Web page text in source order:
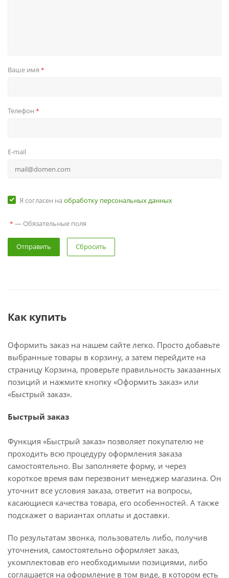
Ваше имя *
Телефон *
E-mail
Я согласен на обработку персональных данных
* — Обязательные поля
Сбросить
Как купить
Оформить заказ на нашем сайте легко. Просто добавьте
выбранные товары в корзину, а затем перейдите на
страницу Корзина, проверьте правильность заказанных
позиций и нажмите кнопку «Оформить заказ» или
«Быстрый заказ».
Быстрый заказ
Функция «Быстрый заказ» позволяет покупателю не
проходить всю процедуру оформления заказа
самостоятельно. Вы заполняете форму, и через
короткое время вам перезвонит менеджер магазина. Он
уточнит все условия заказа, ответит на вопросы,
касающиеся качества товара, его особенностей. А также
подскажет о вариантах оплаты и доставки.
По результатам звонка, пользователь либо, получив
уточнения, самостоятельно оформляет заказ,
укомплектовав его необходимыми позициями, либо
соглашается на оформление в том виде, в котором есть